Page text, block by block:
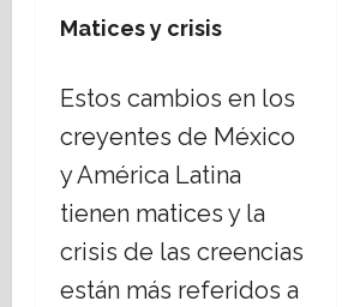
Matices y crisis
Estos cambios en los
creyentes de México
y América Latina
tienen matices y la
crisis de las creencias
están más referidos a